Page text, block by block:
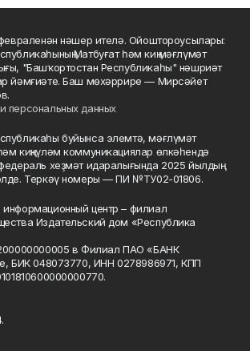
нәшер ителә. Ойоштороусылары:
Матбуғат һәм киң мәғлүмәт
"Башҡортостан Республикаһы" нәшриәт
йәмғиәте. Баш мөхәррире — Мирсәйет
персональных данных
буйынса элемтә, мәғлүмәт
киңкүләм коммуникациялар өлкәһендә
хеҙмәт идаралығында 2025 йылдың
Теркәү номеры — ПИ №ТУ02-01806.
информационный центр – филиал
Издательский дом «Республика
в Филиал ПАО «БАНК
БИК 048073770, ИНН 0278986971, КПП